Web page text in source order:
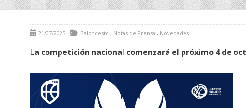
21/07/2025 Baloncesto , Notas de Prensa , Novedades
La competición nacional comenzará el próximo 4 de